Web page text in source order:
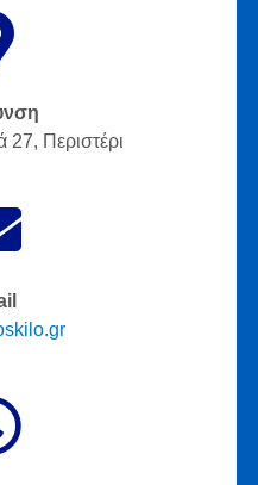
27, Περιστέρι